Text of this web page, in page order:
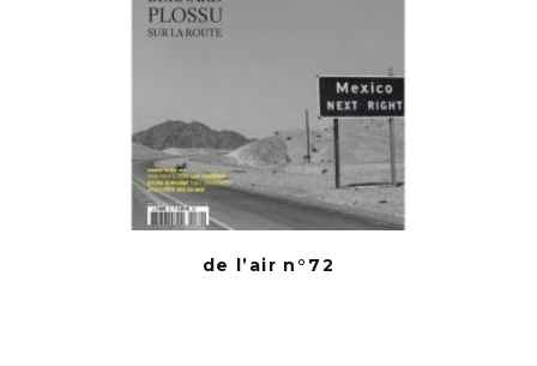
de l’air n°72